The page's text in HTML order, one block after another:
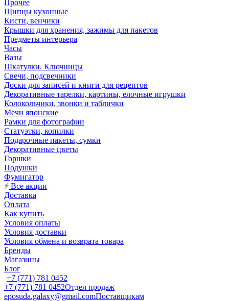
Прочее
Щипцы кухонные
Кисти, венчики
Крышки для хранения, зажимы для пакетов
Предметы интерьера
Часы
Вазы
Шкатулки. Ключницы
Свечи, подсвечники
Доски для записей и книги для рецептов
Декоративные тарелки, картины, елочные игрушки
Колокольчики, звонки и таблички
Мечи японские
Рамки для фотографии
Статуэтки, копилки
Подарочные пакеты, сумки
Декоративные цветы
Горшки
Подушки
Фумигатор
Все акции
Доставка
Оплата
Как купить
Условия оплаты
Условия доставки
Условия обмена и возврата товара
Бренды
Магазины
Блог
+7 (771) 781 0452
+7 (771) 781 0452Отдел продаж
eposuda.galaxy@gmail.comПоставщикам